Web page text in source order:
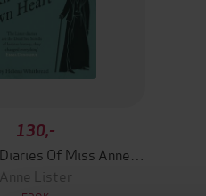
130,-
Anne Lister